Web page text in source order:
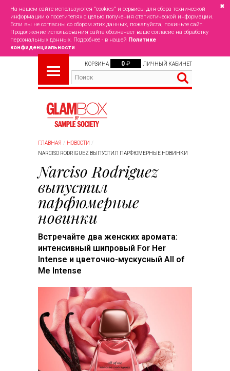
На нашем сайте используются "cookies" и сервисы для сбора технической
информации о посетителях с целью получения статистической информации.
Если вы не согласны со сбором этих данных, пожалуйста, покиньте сайт.
Продолжение использования сайта обозначает ваше согласие на обработку
персональных данных. Подробнее - в нашей Политике
конфиденциальности
✖
КОРЗИНА 0 ₽ ЛИЧНЫЙ КАБИНЕТ
ГЛАВНАЯ
НОВОСТИ
NARCISO RODRIGUEZ ВЫПУСТИЛ ПАРФЮМЕРНЫЕ НОВИНКИ
Narciso Rodriguez
выпустил
парфюмерные
новинки
Встречайте два женских аромата:
интенсивный шипровый For Her
Intense и цветочно-мускусный All of
Me Intense